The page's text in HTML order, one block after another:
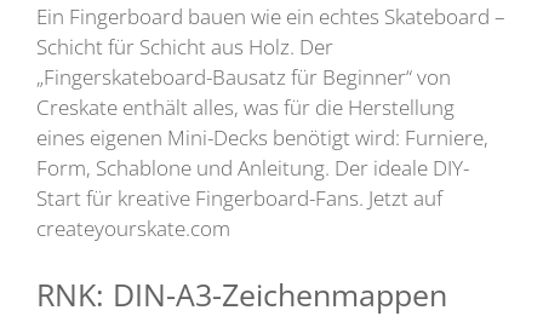
Ein Fingerboard bauen wie ein echtes Skateboard –
Schicht für Schicht aus Holz. Der
„Fingerskateboard-Bausatz für Beginner“ von
Creskate enthält alles, was für die Herstellung
eines eigenen Mini-Decks benötigt wird: Furniere,
Form, Schablone und Anleitung. Der ideale DIY-
Start für kreative Fingerboard-Fans. Jetzt auf
createyourskate.com
RNK: DIN-A3-Zeichenmappen